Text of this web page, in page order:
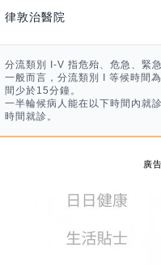
律敦治醫院
分流類別 I-V 指危殆、危急、緊
一般而言，分流類別 I 等候時間
間少於15分鐘。
一半輪候病人能在以下時間內就
時間就診。
廣告